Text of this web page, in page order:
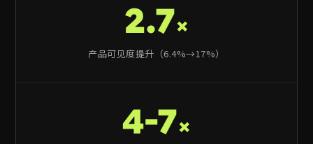
2.7×
产品可见度提升（6.4%→17%）
4-7×